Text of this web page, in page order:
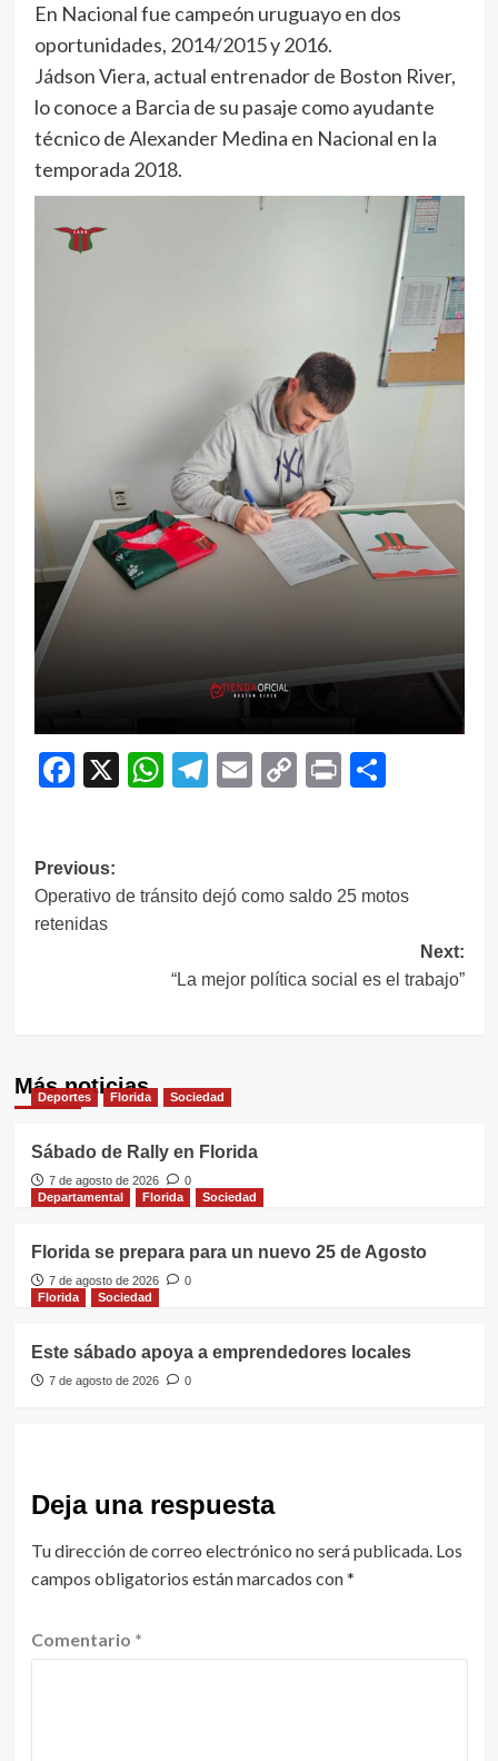
En Nacional fue campeón uruguayo en dos
oportunidades, 2014/2015 y 2016.
Jádson Viera, actual entrenador de Boston River,
lo conoce a Barcia de su pasaje como ayudante
técnico de Alexander Medina en Nacional en la
temporada 2018.
Facebook
X WhatsApp
Telegram
EmailCopy
Print
Navegación
de
Previous:
Operativo de tránsito dejó como saldo 25 motos
retenidas
Next:
“La mejor política social es el trabajo”
Más noticias
Deportes Florida Sociedad
Sábado de Rally en Florida
7 de agosto de 2026
0
Departamental
Florida Sociedad
Florida se prepara para un nuevo 25 de Agosto
7 de agosto de 2026
0
Florida
Sociedad
Este sábado apoya a emprendedores locales
7 de agosto de 2026 0
Deja una respuesta
Tu dirección de correo electrónico no será publicada. Los
campos obligatorios están marcados con*
Comentario *